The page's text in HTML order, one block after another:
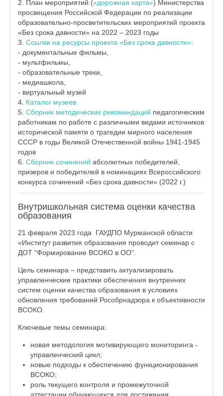
2. План мероприятий («дорожная карта») Министерства
просвещения Российской Федерации по реализации
образовательно-просветительских мероприятий проекта
«Без срока давности» на 2022 – 2023 годы
3. Ссылки на ресурсы проекта «Без срока давности»:
- документальные фильмы,
- мультфильмы,
- образовательные треки,
- медиашкола,
- виртуальный музей
4. Каталог музеев
5. Сборник методических рекомендаций педагогическим
работникам по работе с различными видами источников
исторической памяти о трагедии мирного населения
СССР в годы Великой Отечественной войны 1941-1945
годов
6. Сборник сочинений абсолютных победителей,
призеров и победителей в номинациях Всероссийского
конкурса сочинений «Без срока давности» (2022 г.)
Внутришкольная система оценки качества
образования
21 февраля 2023 года ГАУДПО Мурманской области
«Институт развития образования проводит семинар с
ДОТ "Формирование ВСОКО в ОО".
Цель семинара – представить актуализировать
управленческие практики обеспечения внутренних
систем оценки качества образования в условиях
обновления требований Рособрнадзора к объективности
ВСОКО.
Ключевые темы семинара:
новая методология мотивирующего мониторинга -
управленческий цикл;
новые подходы к обеспечению функционирования
ВСОКО;
роль текущего контроля и промежуточной